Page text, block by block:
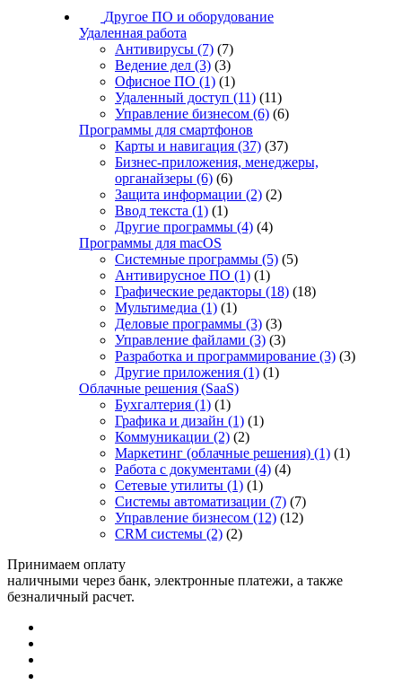
Другое ПО и оборудование
Удаленная работа
Антивирусы (7) (7)
Ведение дел (3) (3)
Офисное ПО (1) (1)
Удаленный доступ (11) (11)
Управление бизнесом (6) (6)
Программы для смартфонов
Карты и навигация (37) (37)
Бизнес-приложения, менеджеры,
органайзеры (6) (6)
Защита информации (2) (2)
Ввод текста (1) (1)
Другие программы (4) (4)
Программы для macOS
Системные программы (5) (5)
Антивирусное ПО (1) (1)
Графические редакторы (18) (18)
Мультимедиа (1) (1)
Деловые программы (3) (3)
Управление файлами (3) (3)
Разработка и программирование (3) (3)
Другие приложения (1) (1)
Облачные решения (SaaS)
Бухгалтерия (1) (1)
Графика и дизайн (1) (1)
Коммуникации (2) (2)
Маркетинг (облачные решения) (1) (1)
Работа с документами (4) (4)
Сетевые утилиты (1) (1)
Системы автоматизации (7) (7)
Управление бизнесом (12) (12)
CRM системы (2) (2)
Принимаем оплату
наличными через банк, электронные платежи, а также
безналичный расчет.